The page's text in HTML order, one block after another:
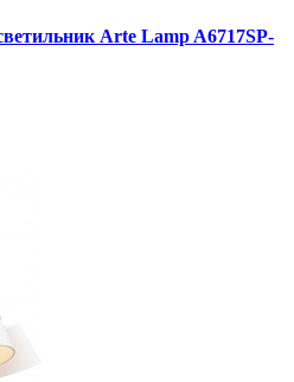
Arte Lamp A6717SP-